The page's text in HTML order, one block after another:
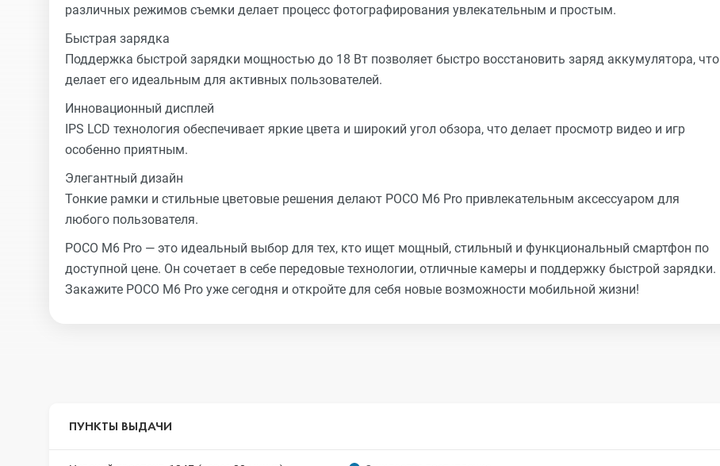
различных режимов съемки делает процесс фотографирования увлекательным и простым.
Быстрая зарядка
Поддержка быстрой зарядки мощностью до 18 Вт позволяет быстро восстановить заряд аккумулятора, что
делает его идеальным для активных пользователей.
Инновационный дисплей
IPS LCD технология обеспечивает яркие цвета и широкий угол обзора, что делает просмотр видео и игр
особенно приятным.
Элегантный дизайн
Тонкие рамки и стильные цветовые решения делают POCO M6 Pro привлекательным аксессуаром для
любого пользователя.
POCO M6 Pro — это идеальный выбор для тех, кто ищет мощный, стильный и функциональный смартфон по
доступной цене. Он сочетает в себе передовые технологии, отличные камеры и поддержку быстрой зарядки.
Закажите POCO M6 Pro уже сегодня и откройте для себя новые возможности мобильной жизни!
ПУНКТЫ ВЫДАЧИ